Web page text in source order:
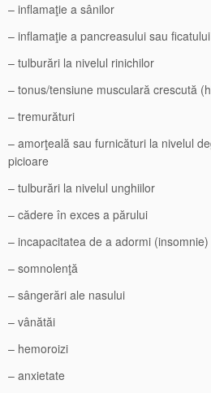
– inflamaţie a sânilor
– inflamaţie a pancreasului sau ficatului
– tulburări la nivelul rinichilor
– tonus/tensiune musculară crescută
– tremurături
– amorţeală sau furnicături la nivelul
picioare
– tulburări la nivelul unghiilor
– cădere în exces a părului
– incapacitatea de a adormi (insomnie)
– somnolenţă
– sângerări ale nasului
– vânătăi
– hemoroizi
– anxietate